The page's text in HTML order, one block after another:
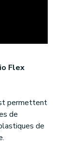
Flex
permettent
de
de